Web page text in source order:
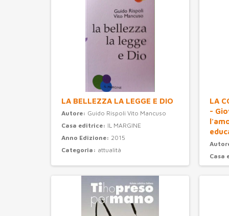
LA BELLEZZA LA LEGGE E DIO
Autore: Guido Rispoli Vito Mancuso
Casa editrice: IL MARGINE
Anno Edizione: 2015
Categoria: attualità
LA
-
Casa
Anno